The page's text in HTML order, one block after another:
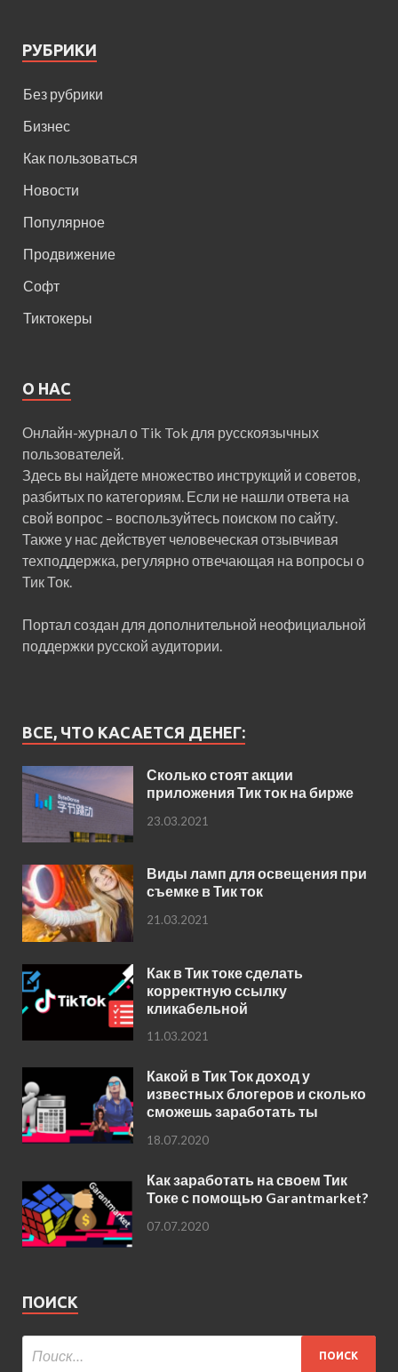
РУБРИКИ
Без рубрики
Бизнес
Как пользоваться
Новости
Популярное
Продвижение
Софт
Тиктокеры
О НАС
Онлайн-журнал о Tik Tok для русскоязычных
пользователей.
Здесь вы найдете множество инструкций и советов,
разбитых по категориям. Если не нашли ответа на
свой вопрос – воспользуйтесь поиском по сайту.
Также у нас действует человеческая отзывчивая
техподдержка, регулярно отвечающая на вопросы о
Тик Ток.
Портал создан для дополнительной неофициальной
поддержки русской аудитории.
ВСЕ, ЧТО КАСАЕТСЯ ДЕНЕГ:
Сколько стоят акции
приложения Тик ток на бирже
23.03.2021
Виды ламп для освещения при
съемке в Тик ток
21.03.2021
Как в Тик токе сделать
корректную ссылку
кликабельной
11.03.2021
Какой в Тик Ток доход у
известных блогеров и сколько
сможешь заработать ты
18.07.2020
Как заработать на своем Тик
Токе с помощью Garantmarket?
07.07.2020
ПОИСК